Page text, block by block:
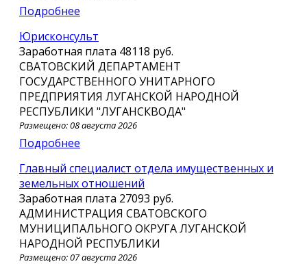
Подробнее
Юрисконсульт
Заработная плата 48118 руб.
СВАТОВСКИЙ ДЕПАРТАМЕНТ
ГОСУДАРСТВЕННОГО УНИТАРНОГО
ПРЕДПРИЯТИЯ ЛУГАНСКОЙ НАРОДНОЙ
РЕСПУБЛИКИ "ЛУГАНСКВОДА"
Размещено: 08 августа 2026
Подробнее
Главный специалист отдела имущественных и
земельных отношений
Заработная плата 27093 руб.
АДМИНИСТРАЦИЯ СВАТОВСКОГО
МУНИЦИПАЛЬНОГО ОКРУГА ЛУГАНСКОЙ
НАРОДНОЙ РЕСПУБЛИКИ
Размещено: 07 августа 2026